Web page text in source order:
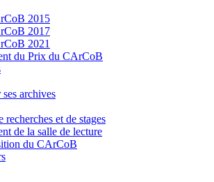
2015
2017
2021
du Prix du CArCoB
archives
recherches et de stages
de la salle de lecture
du CArCoB